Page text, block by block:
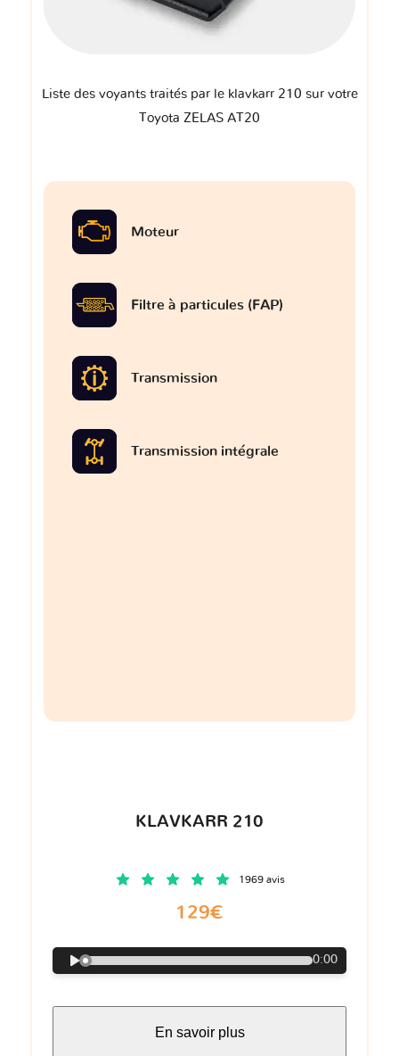
Liste des voyants traités par le klavkarr 210 sur votre
Toyota ZELAS AT20
Moteur
Filtre à particules (FAP)
Transmission
Transmission intégrale
KLAVKARR 210
1969 avis
129€
0:00
En savoir plus